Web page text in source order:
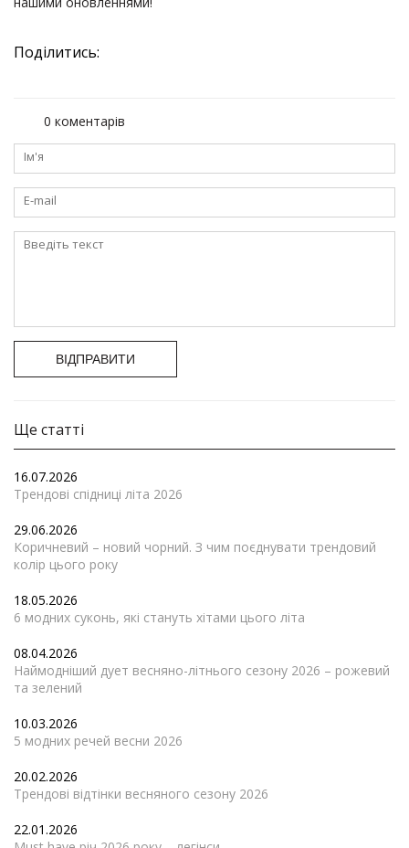
Поділитись:
0 коментарів
ВІДПРАВИТИ
Ще статті
16.07.2026
Трендові спідниці літа 2026
29.06.2026
Коричневий – новий чорний. З чим поєднувати трендовий
колір цього року
18.05.2026
6 модних суконь, які стануть хітами цього літа
08.04.2026
Наймодніший дует весняно-літнього сезону 2026 – рожевий
та зелений
10.03.2026
5 модних речей весни 2026
20.02.2026
Трендові відтінки весняного сезону 2026
22.01.2026